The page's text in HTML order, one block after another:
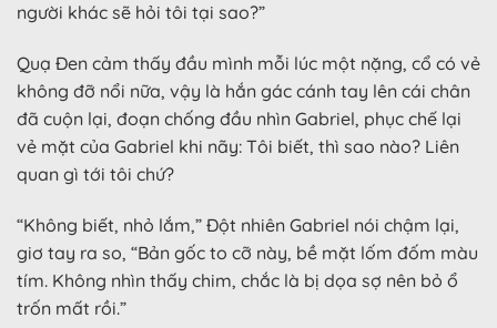
người khác sẽ hỏi tôi tại sao?”
Quạ Đen cảm thấy đầu mình mỗi lúc một nặng, cổ có vẻ
không đỡ nổi nữa, vậy là hắn gác cánh tay lên cái chân
đã cuộn lại, đoạn chống đầu nhìn Gabriel, phục chế lại
vẻ mặt của Gabriel khi nãy: Tôi biết, thì sao nào? Liên
quan gì tới tôi chứ?
“Không biết, nhỏ lắm,” Đột nhiên Gabriel nói chậm lại,
giơ tay ra so, “Bản gốc to cỡ này, bề mặt lốm đốm màu
tím. Không nhìn thấy chim, chắc là bị dọa sợ nên bỏ ổ
trốn mất rồi.”